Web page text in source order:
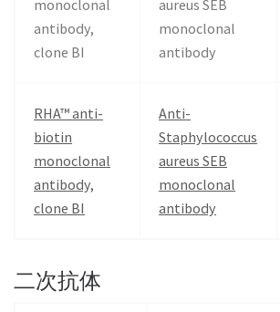
RHA™ anti-
biotin
monoclonal
antibody,
clone BI
Anti-
Staphylococcus
aureus SEB
monoclonal
antibody
二次抗体